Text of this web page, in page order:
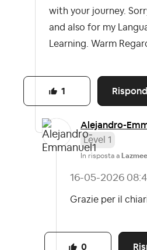
with your journey.
and also for my
Learning. Warm
1
Alejandro-
Level 1
In risposta a
‎16-05-2026
Grazie per il
0